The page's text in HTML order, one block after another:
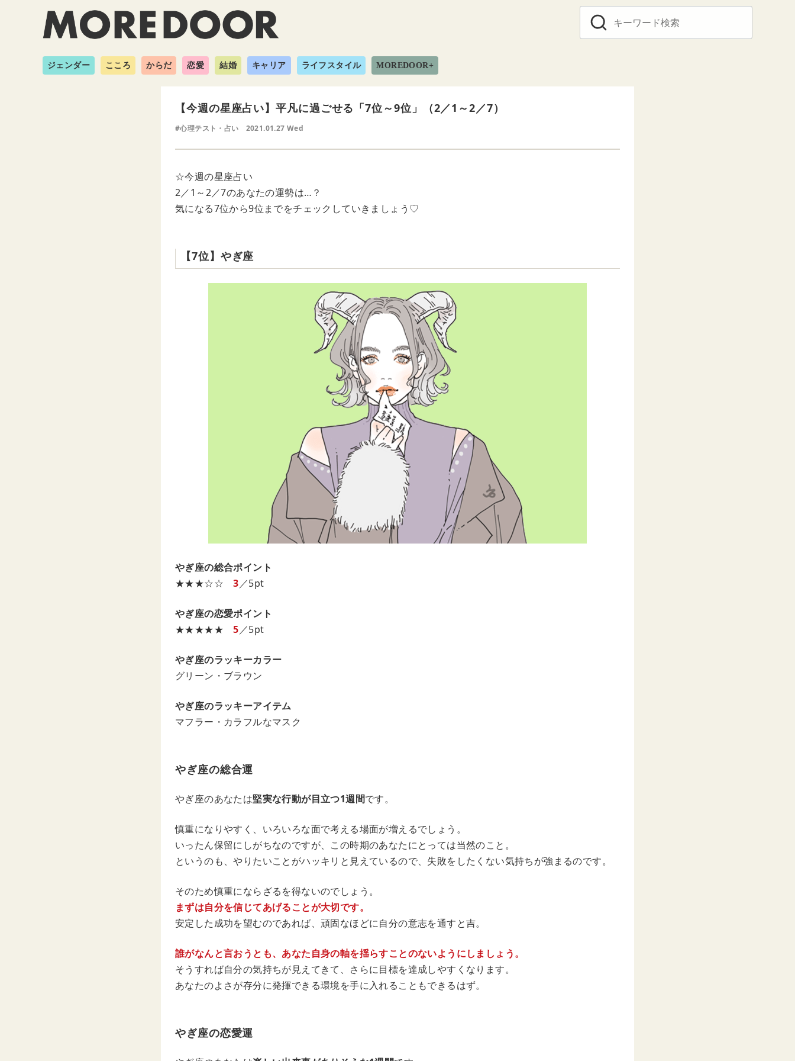
ジェンダー こころ からだ 恋愛 結婚 キャリア ライフスタイル MOREDOOR+
【今週の星座占い】平凡に過ごせる「7位～9位」（2／1～2／7）
#心理テスト・占い 2021.01.27 Wed
☆今週の星座占い
2／1～2／7のあなたの運勢は…？
気になる7位から9位までをチェックしていきましょう♡
【7位】やぎ座
やぎ座の総合ポイント
★★★☆☆3／5pt
やぎ座の恋愛ポイント
★★★★★5／5pt
やぎ座のラッキーカラー
グリーン・ブラウン
やぎ座のラッキーアイテム
マフラー・カラフルなマスク
やぎ座の総合運
やぎ座のあなたは堅実な行動が目立つ1週間です。
慎重になりやすく、いろいろな面で考える場面が増えるでしょう。
いったん保留にしがちなのですが、この時期のあなたにとっては当然のこと。
というのも、やりたいことがハッキリと見えているので、失敗をしたくない気持ちが強まるのです。
そのため慎重にならざるを得ないのでしょう。
まずは自分を信じてあげることが大切です。
安定した成功を望むのであれば、頑固なほどに自分の意志を通すと吉。
誰がなんと言おうとも、あなた自身の軸を揺らすことのないようにしましょう。
そうすれば自分の気持ちが見えてきて、さらに目標を達成しやすくなります。
あなたのよさが存分に発揮できる環境を手に入れることもできるはず。
やぎ座の恋愛運